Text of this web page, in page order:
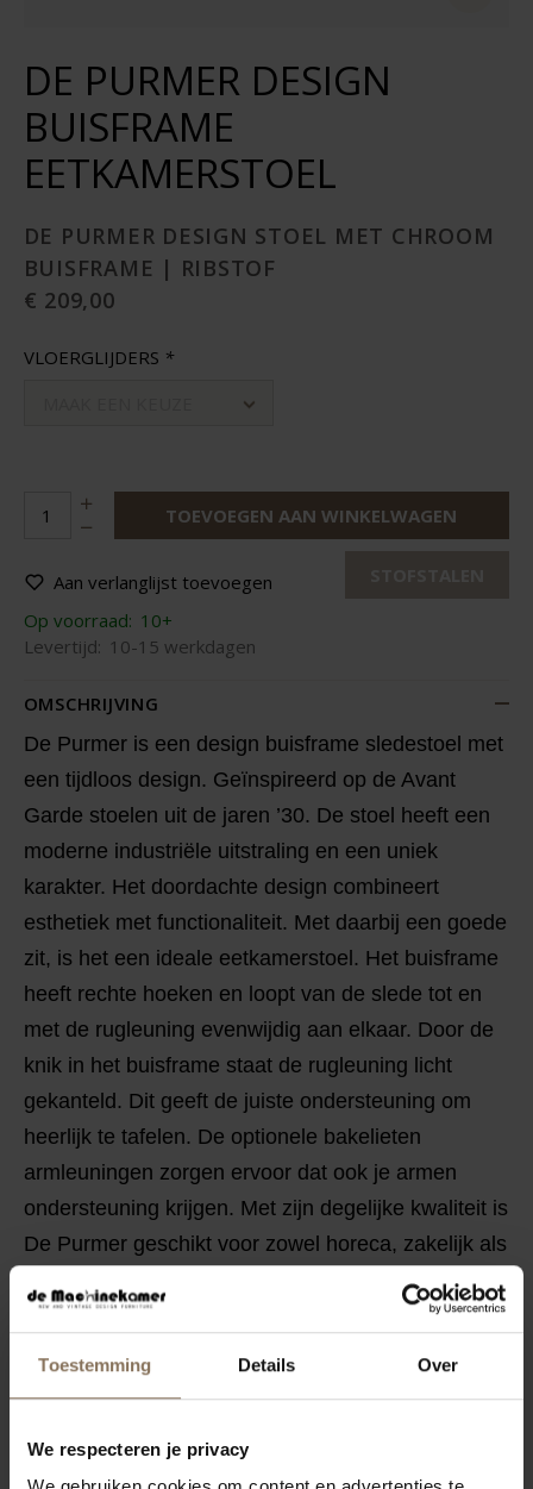
Toestemming Details Over
We respecteren je privacy
DE PURMER DESIGN
BUISFRAME
EETKAMERSTOEL
DE PURMER DESIGN STOEL MET CHROOM
BUISFRAME | RIBSTOF
€ 209,00
VLOERGLIJDERS *
TOEVOEGEN AAN WINKELWAGEN
Aan verlanglijst toevoegen
Op voorraad: 10+
Levertijd: 10-15 werkdagen
OMSCHRIJVING
De Purmer is een design buisframe sledestoel met
een tijdloos design. Geïnspireerd op de Avant
Garde stoelen uit de jaren ’30. De stoel heeft een
moderne industriële uitstraling en een uniek
karakter. Het doordachte design combineert
esthetiek met functionaliteit. Met daarbij een goede
zit, is het een ideale eetkamerstoel. Het buisframe
heeft rechte hoeken en loopt van de slede tot en
met de rugleuning evenwijdig aan elkaar. Door de
knik in het buisframe staat de rugleuning licht
gekanteld. Dit geeft de juiste ondersteuning om
heerlijk te tafelen. De optionele bakelieten
armleuningen zorgen ervoor dat ook je armen
ondersteuning krijgen. Met zijn degelijke kwaliteit is
De Purmer geschikt voor zowel horeca, zakelijk als
KENMERKEN
VERPAKKING & MONTAGE